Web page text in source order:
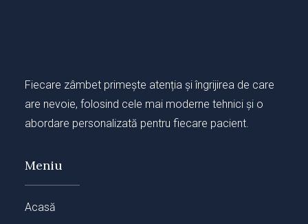
Fiecare zâmbet primește atenția și îngrijirea de care
are nevoie, folosind cele mai moderne tehnici și o
abordare personalizată pentru fiecare pacient.
Meniu
Acasă